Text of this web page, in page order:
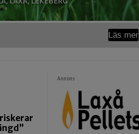
Läs mer
Annons